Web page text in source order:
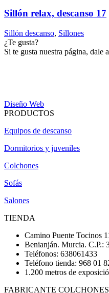
Sillón relax, descanso 17
Sillón descanso, Sillones
¿Te gusta?
Si te gusta nuestra página, dale
Diseño Web
PRODUCTOS
Equipos de descanso
Dormitorios y juveniles
Colchones
Sofás
Salones
TIENDA
Camino Puente Tocinos
Benianján. Murcia. C.P.:
Teléfonos: 638061433
Teléfono tienda: 968 01
1.200 metros de
FABRICANTE COLCHONES